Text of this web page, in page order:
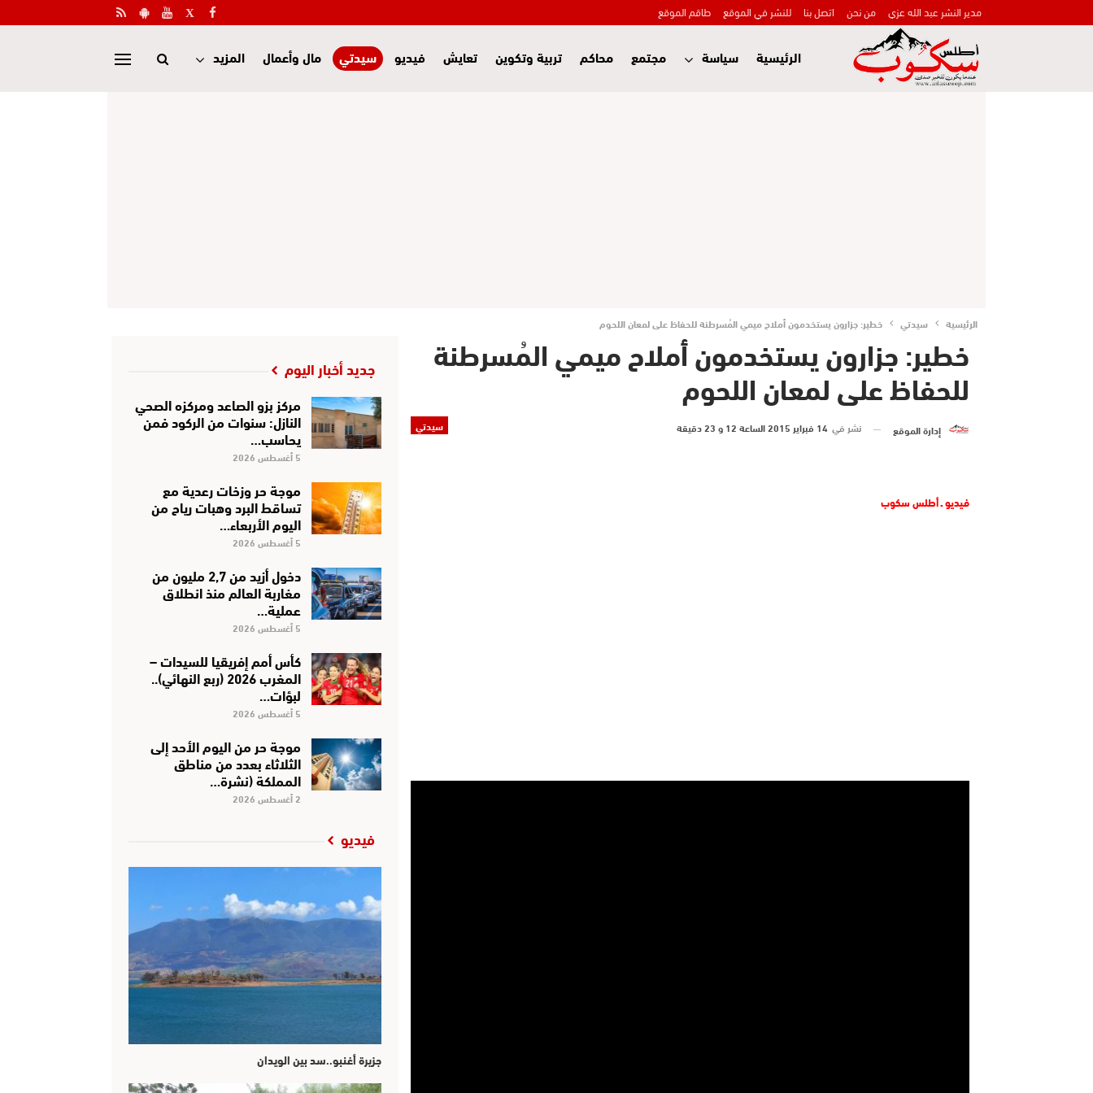
مدير النشر عبد الله عزي من نحن اتصل بنا للنشر في الموقع طاقم الموقع
الرئيسية سياسة مجتمع محاكم تربية وتكوين تعايش فيديو سيدتي مال وأعمال المزيد
الرئيسية سيدتي خطير: جزارون يستخدمون أملاح ميمي المُسرطنة للحفاظ على لمعان اللحوم
خطير: جزارون يستخدمون أملاح ميمي المُسرطنة
للحفاظ على لمعان اللحوم
سيدتي إدارة الموقع نشر في 14 فبراير 2015 الساعة 12 و 23 دقيقة
فيديو ـ أطلس سكوب
جديد أخبار اليوم
مركز بزو الصاعد ومركزه الصحي
النازل: سنوات من الركود فمن
يحاسب…
5 أغسطس 2026
موجة حر وزخات رعدية مع
تساقط البرد وهبات رياح من
اليوم الأربعاء…
5 أغسطس 2026
دخول أزيد من 2,7 مليون من
مغاربة العالم منذ انطلاق
عملية…
5 أغسطس 2026
كأس أمم إفريقيا للسيدات –
المغرب 2026 (ربع النهائي)..
لبؤات…
5 أغسطس 2026
موجة حر من اليوم الأحد إلى
الثلاثاء بعدد من مناطق
المملكة (نشرة…
2 أغسطس 2026
فيديو
جزيرة أغنبو..سد بين الويدان